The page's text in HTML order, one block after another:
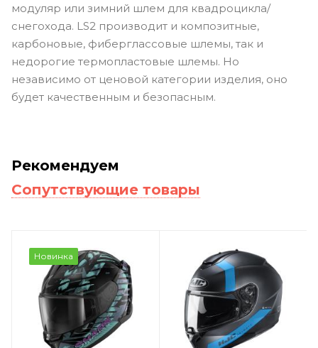
модуляр или зимний шлем для квадроцикла/
снегохода. LS2 производит и композитные,
карбоновые, фиберглассовые шлемы, так и
недорогие термопластовые шлемы. Но
независимо от ценовой категории изделия, оно
будет качественным и безопасным.
Рекомендуем
Сопутствующие товары
Новинка